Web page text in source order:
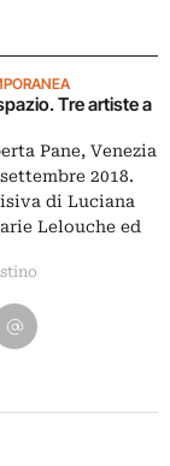
Tre artiste a
Pane, Venezia
2018.
di Luciana
Lelouche ed
Pinterest
su WhatsApp
su Email